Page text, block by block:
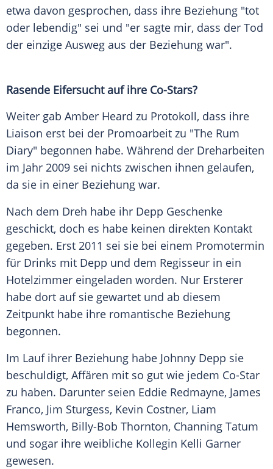
etwa davon gesprochen, dass ihre Beziehung "tot
oder lebendig" sei und "er sagte mir, dass der Tod
der einzige Ausweg aus der Beziehung war".
Rasende Eifersucht auf ihre Co-Stars?
Weiter gab Amber Heard zu Protokoll, dass ihre
Liaison erst bei der Promoarbeit zu "The Rum
Diary" begonnen habe. Während der Dreharbeiten
im Jahr 2009 sei nichts zwischen ihnen gelaufen,
da sie in einer Beziehung war.
Nach dem Dreh habe ihr Depp Geschenke
geschickt, doch es habe keinen direkten Kontakt
gegeben. Erst 2011 sei sie bei einem Promotermin
für Drinks mit Depp und dem Regisseur in ein
Hotelzimmer eingeladen worden. Nur Ersterer
habe dort auf sie gewartet und ab diesem
Zeitpunkt habe ihre romantische Beziehung
begonnen.
Im Lauf ihrer Beziehung habe Johnny Depp sie
beschuldigt, Affären mit so gut wie jedem Co-Star
zu haben. Darunter seien Eddie Redmayne, James
Franco, Jim Sturgess, Kevin Costner, Liam
Hemsworth, Billy-Bob Thornton, Channing Tatum
und sogar ihre weibliche Kollegin Kelli Garner
gewesen.